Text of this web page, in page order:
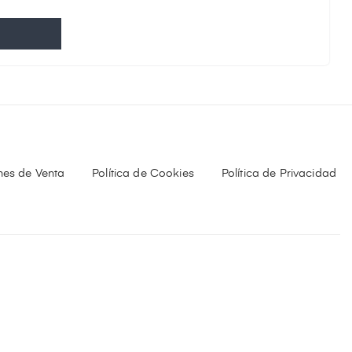
de Venta Política de Cookies Política de Privacidad